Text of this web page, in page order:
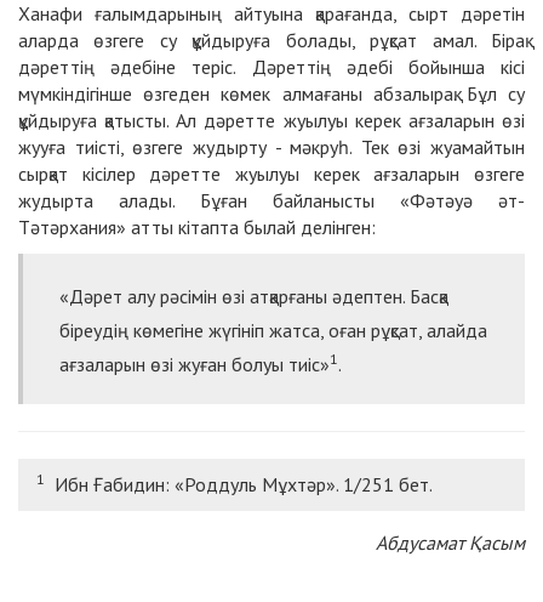
Ханафи ғалымдарының айтуына қарағанда, сырт дәретін
аларда өзгеге су құйдыруға болады, рұқсат амал. Бірақ
дәреттің әдебіне теріс. Дәреттің әдебі бойынша кісі
мүмкіндігінше өзгеден көмек алмағаны абзалырақ. Бұл су
құйдыруға қатысты. Ал дәретте жуылуы керек ағзаларын өзі
жууға тиісті, өзгеге жудырту -мәкруһ. Тек өзі жуамайтын
сырқат кісілер дәретте жуылуы керек ағзаларын өзгеге
жудырта алады. Бұған байланысты «Фәтәуә әт-
Тәтәрхания» атты кітапта былай делінген:
«Дәрет алу рәсімін өзі атқарғаны әдептен. Басқа
біреудің көмегіне жүгініп жатса, оған рұқсат, алайда
ағзаларын өзі жуған болуы тиіс»1.
1 Ибн Ғабидин: «Роддуль Мұхтәр». 1/251 бет.
Абдусамат Қасым